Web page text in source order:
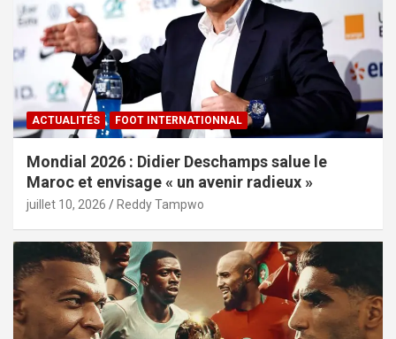
ACTUALITÉS FOOT INTERNATIONNAL
Mondial 2026 : Didier Deschamps salue le
Maroc et envisage « un avenir radieux »
juillet 10, 2026 Reddy Tampwo